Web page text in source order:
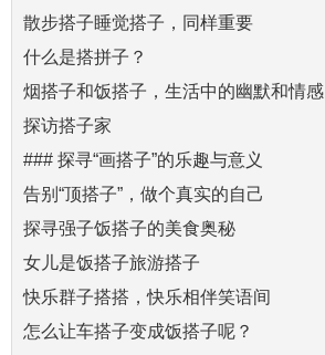
散步搭子睡觉搭子，同样重要
什么是搭拼子？
烟搭子和饭搭子，生活中的幽默和情感
探访搭子家
### 探寻“画搭子”的乐趣与意义
告别“顶搭子”，做个真实的自己
探寻强子饭搭子的美食奥秘
女儿是饭搭子旅游搭子
快乐群子搭搭，快乐相伴笑语间
怎么让车搭子变成饭搭子呢？